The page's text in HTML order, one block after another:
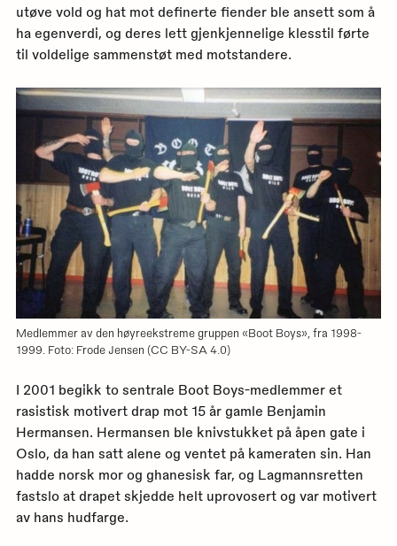
utøve vold og hat mot definerte fiender ble ansett som å
ha egenverdi, og deres lett gjenkjennelige klesstil førte
til voldelige sammenstøt med motstandere.
Medlemmer av den høyreekstreme gruppen «Boot Boys», fra 1998-
1999. Foto: Frode Jensen (CC BY-SA 4.0)
I 2001 begikk to sentrale Boot Boys-medlemmer et
rasistisk motivert drap mot 15 år gamle Benjamin
Hermansen. Hermansen ble knivstukket på åpen gate i
Oslo, da han satt alene og ventet på kameraten sin. Han
hadde norsk mor og ghanesisk far, og Lagmannsretten
fastslo at drapet skjedde helt uprovosert og var motivert
av hans hudfarge.